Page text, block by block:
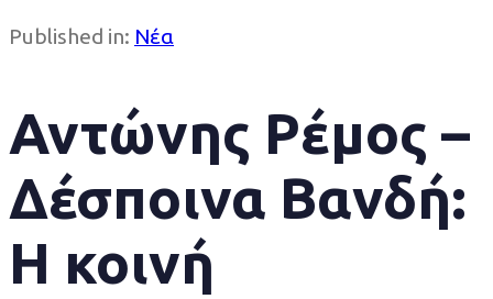
Published in: Νέα
Αντώνης Ρέμος –
Δέσποινα Βανδή:
Η κοινή